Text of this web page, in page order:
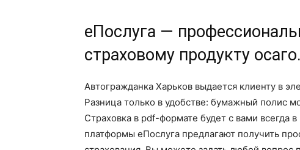
еПослуга —
страховому продукту осаго.
Автогражданка Харьков выдается клиенту в
Разница только в удобстве: бумажный полис
Страховка в pdf-формате будет с вами
платформы еПослуга предлагают получить